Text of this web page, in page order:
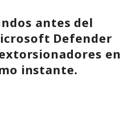
antes del
Defender
en
instante.